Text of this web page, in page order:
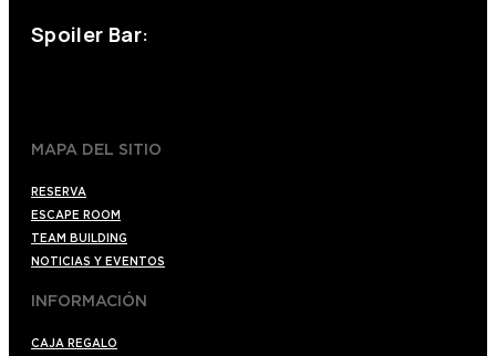
Spoiler Bar:
MAPA DEL SITIO
RESERVA
ESCAPE ROOM
TEAM BUILDING
NOTICIAS Y EVENTOS
INFORMACIÓN
CAJA REGALO